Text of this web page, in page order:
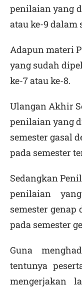
penilaian yang
atau ke-9 dalam
Adapun materi
yang sudah
ke-7 atau ke-8.
Ulangan Akhir
penilaian yang
semester gasal
pada semester
Sedangkan
penilaian
semester genap
pada semester
Guna
tentunya
mengerjakan